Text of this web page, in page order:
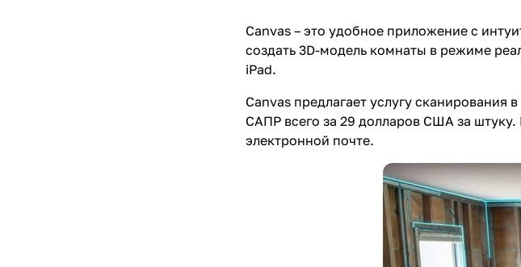
Canvas – это удобное приложение с
создать 3D-модель комнаты в режиме
iPad.
Canvas предлагает услугу
САПР всего за 29 долларов США за
электронной почте.